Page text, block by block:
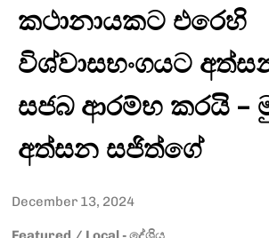
කථානායකට එරෙහි
විශ්වාසභංගයට
සජබ ආරම්භ කරයි –
අත්සන සජිත්ගේ
December 13, 2024